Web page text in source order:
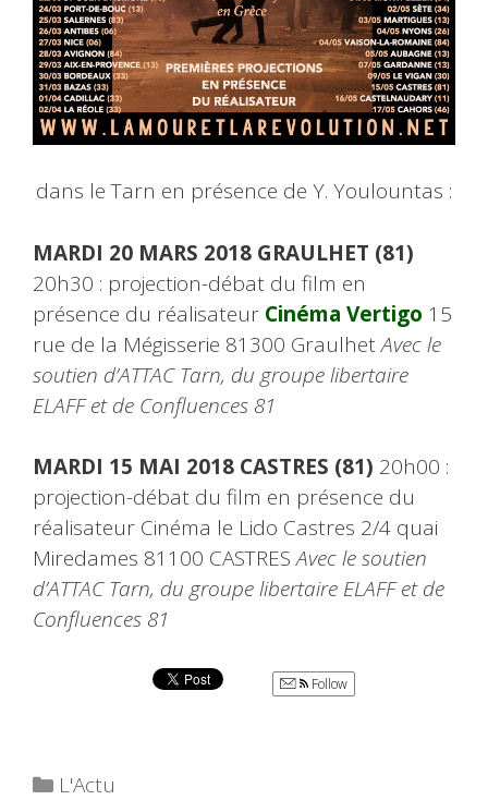
dans le Tarn en présence de Y. Youlountas :
MARDI 20 MARS 2018 GRAULHET (81)
20h30 : projection-débat du film en
présence du réalisateur Cinéma Vertigo 15
rue de la Mégisserie 81300 GraulhetAvec le
soutien d’ATTAC Tarn, du groupe libertaire
ELAFF et de Confluences 81
MARDI 15 MAI 2018 CASTRES (81) 20h00 :
projection-débat du film en présence du
réalisateur Cinéma le Lido Castres 2/4 quai
Miredames 81100 CASTRESAvec le soutien
d’ATTAC Tarn, du groupe libertaire ELAFF et de
Confluences 81
Follow
Catégories
L'Actu